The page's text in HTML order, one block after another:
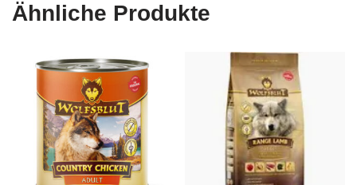
Ähnliche Produkte